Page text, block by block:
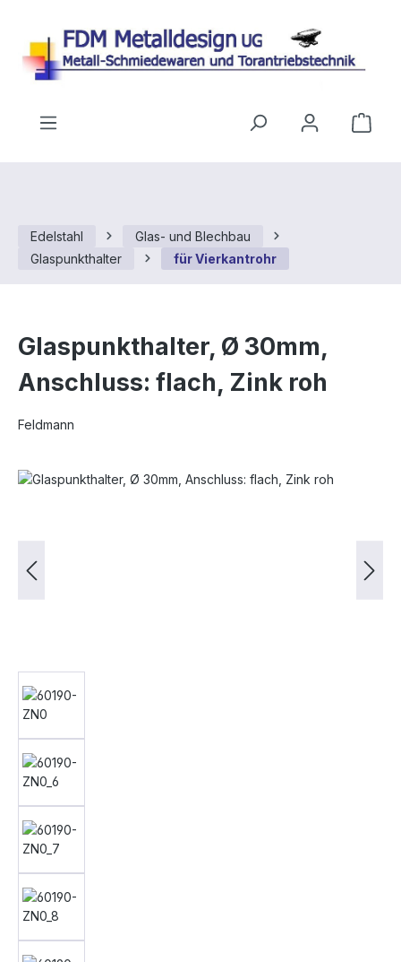
Edelstahl
Glas- und Blechbau
Glaspunkthalter
für Vierkantrohr
Glaspunkthalter, Ø 30mm,
Anschluss: flach, Zink roh
Feldmann
Bildergalerie überspringen